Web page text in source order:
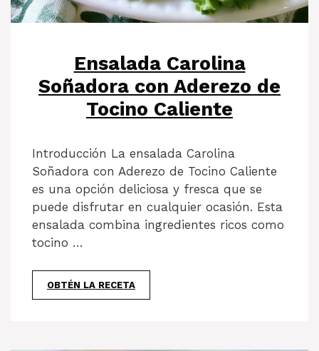
Ensalada Carolina
Soñadora con Aderezo de
Tocino Caliente
Introducción La ensalada Carolina
Soñadora con Aderezo de Tocino Caliente
es una opción deliciosa y fresca que se
puede disfrutar en cualquier ocasión. Esta
ensalada combina ingredientes ricos como
tocino …
OBTÉN LA RECETA